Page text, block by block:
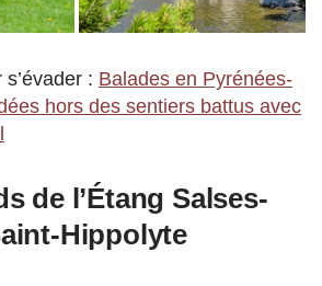
: Balades en Pyrénées-
hors des sentiers battus avec
de l’Étang Salses-
Hippolyte